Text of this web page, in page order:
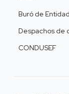
Buró de
Despachos de
CONDUSEF